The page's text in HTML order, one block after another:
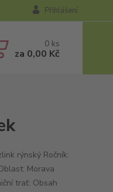
Přihlášení
0 ks
za 0,00 Kč
rýnský Ročník:
Morava
trať: Obsah